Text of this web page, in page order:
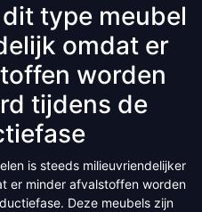
type meubel
omdat er
worden
tijdens de
is steeds milieuvriendelijker
er minder afvalstoffen worden
Deze meubels zijn